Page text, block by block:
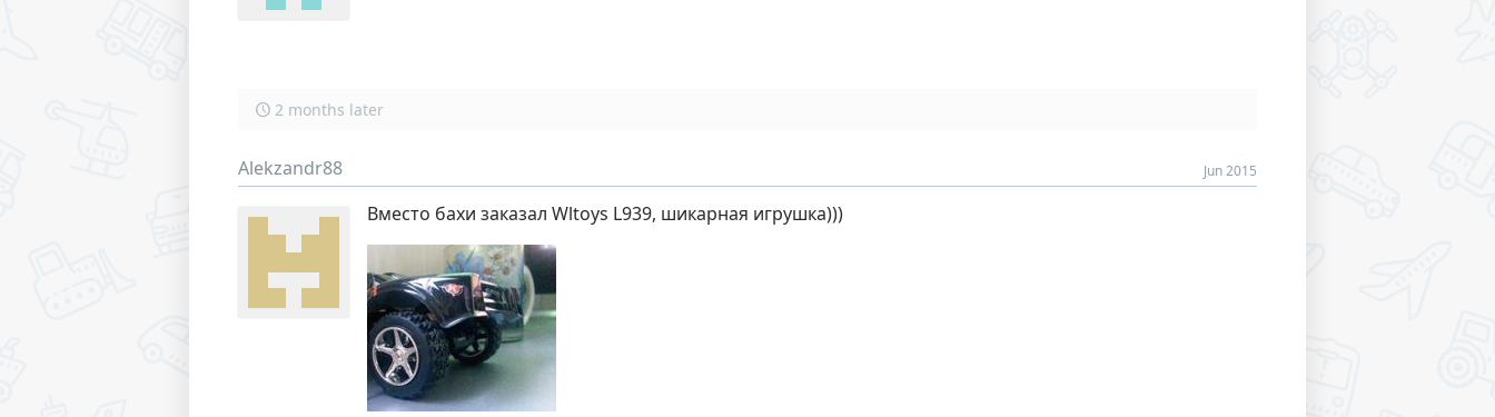
2 months later
Alekzandr88 Jun 2015
Вместо бахи заказал Wltoys L939, шикарная игрушка)))